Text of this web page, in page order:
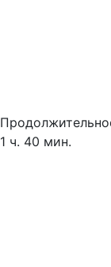
1 ч. 40 мин.